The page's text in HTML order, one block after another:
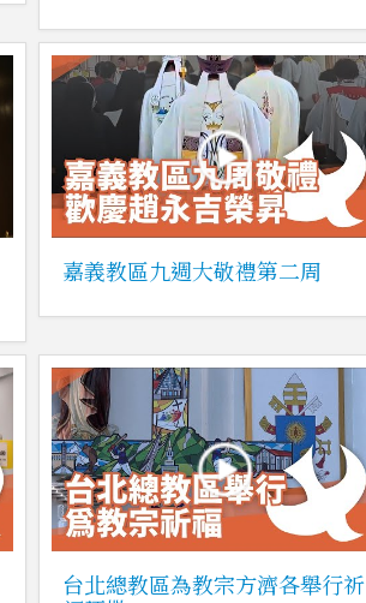
嘉義教區九週大敬禮第二周
台北總教區為教宗方濟各舉行祈